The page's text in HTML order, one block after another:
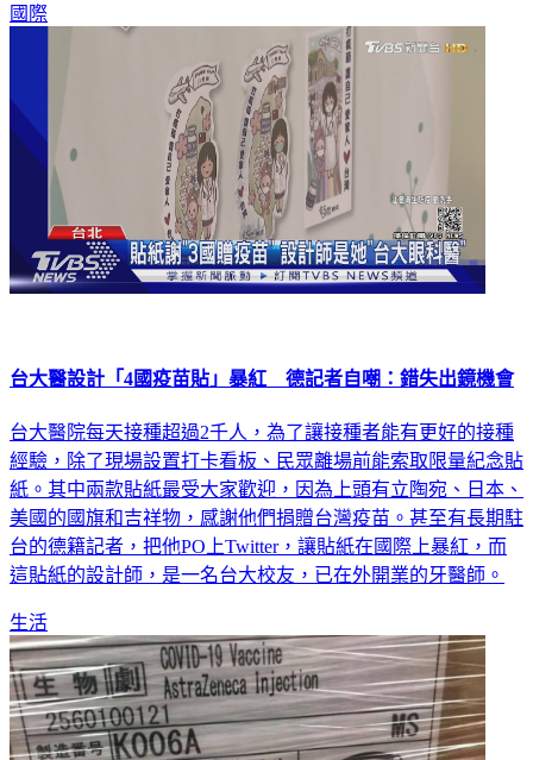
國際
台大醫設計「4國疫苗貼」暴紅 德記者自嘲：錯失出鏡機會
台大醫院每天接種超過2千人，為了讓接種者能有更好的接種
經驗，除了現場設置打卡看板、民眾離場前能索取限量紀念貼
紙。其中兩款貼紙最受大家歡迎，因為上頭有立陶宛、日本、
美國的國旗和吉祥物，感謝他們捐贈台灣疫苗。甚至有長期駐
台的德籍記者，把他PO上Twitter，讓貼紙在國際上暴紅，而
這貼紙的設計師，是一名台大校友，已在外開業的牙醫師。
生活